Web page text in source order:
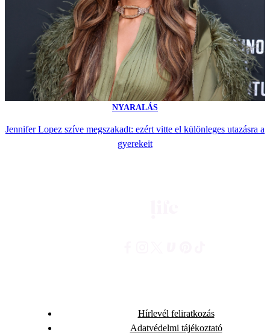
NYARALÁS
Jennifer Lopez szíve megszakadt: ezért vitte el különleges utazásra a
gyerekeit
Hírlevél feliratkozás
Adatvédelmi tájékoztató